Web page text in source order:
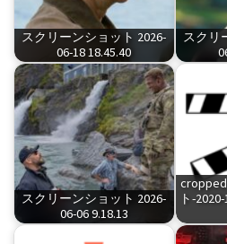
スクリーンショット 2026-
06-18 18.45.40
スクリ
スクリーンショット 2026-
06-06 9.18.13
ト-